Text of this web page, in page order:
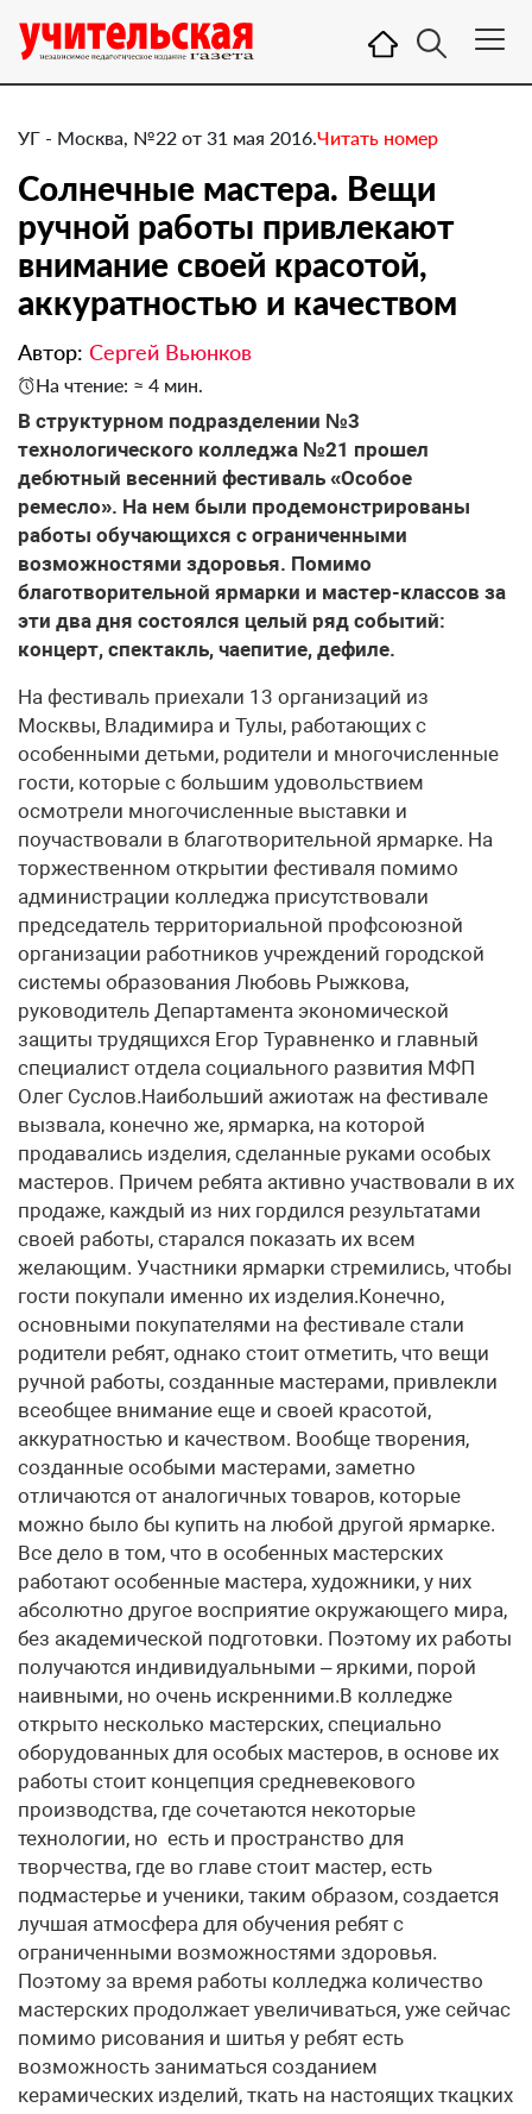
УГ - Москва, №22 от 31 мая 2016.Читать номер
Солнечные мастера. Вещи
ручной работы привлекают
внимание своей красотой,
аккуратностью и качеством
Автор: Сергей Вьюнков
На чтение: ≈ 4 мин.
​В структурном подразделении №3
технологического колледжа №21 прошел
дебютный весенний фестиваль «Особое
ремесло». На нем были продемонстрированы
работы обучающихся с ограниченными
возможностями здоровья. Помимо
благотворительной ярмарки и мастер-классов за
эти два дня состоялся целый ряд событий:
концерт, спектакль, чаепитие, дефиле.
На фестиваль приехали 13 организаций из
Москвы, Владимира и Тулы, работающих с
особенными детьми, родители и многочисленные
гости, которые с большим удовольствием
осмотрели многочисленные выставки и
поучаствовали в благотворительной ярмарке. На
торжественном открытии фестиваля помимо
администрации колледжа присутствовали
председатель территориальной профсоюзной
организации работников учреждений городской
системы образования Любовь Рыжкова,
руководитель Департамента экономической
защиты трудящихся Егор Туравненко и главный
специалист отдела социального развития МФП
Олег Суслов.Наибольший ажиотаж на фестивале
вызвала, конечно же, ярмарка, на которой
продавались изделия, сделанные руками особых
мастеров. Причем ребята активно участвовали в их
продаже, каждый из них гордился результатами
своей работы, старался показать их всем
желающим. Участники ярмарки стремились, чтобы
гости покупали именно их изделия.Конечно,
основными покупателями на фестивале стали
родители ребят, однако стоит отметить, что вещи
ручной работы, созданные мастерами, привлекли
всеобщее внимание еще и своей красотой,
аккуратностью и качеством. Вообще творения,
созданные особыми мастерами, заметно
отличаются от аналогичных товаров, которые
можно было бы купить на любой другой ярмарке.
Все дело в том, что в особенных мастерских
работают особенные мастера, художники, у них
абсолютно другое восприятие окружающего мира,
без академической подготовки. Поэтому их работы
получаются индивидуальными – яркими, порой
наивными, но очень искренними.В колледже
открыто несколько мастерских, специально
оборудованных для особых мастеров, в основе их
работы стоит концепция средневекового
производства, где сочетаются некоторые
технологии, но есть и пространство для
творчества, где во главе стоит мастер, есть
подмастерье и ученики, таким образом, создается
лучшая атмосфера для обучения ребят с
ограниченными возможностями здоровья.
Поэтому за время работы колледжа количество
мастерских продолжает увеличиваться, уже сейчас
помимо рисования и шитья у ребят есть
возможность заниматься созданием
керамических изделий, ткать на настоящих ткацких